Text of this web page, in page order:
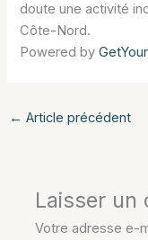
doute une activité
Côte-Nord.
Powered by
← Article précédent
Laisser un
Votre adresse e-